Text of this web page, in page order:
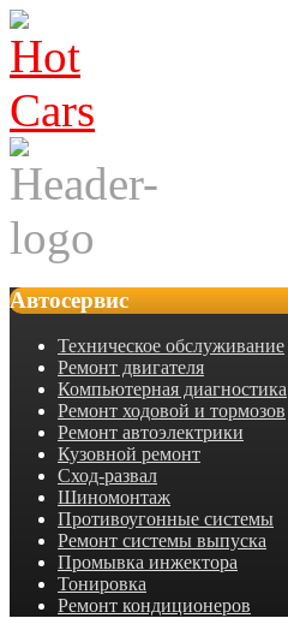
Автосервис
Техническое обслуживание
Ремонт двигателя
Компьютерная диагностика
Ремонт ходовой и тормозов
Ремонт автоэлектрики
Кузовной ремонт
Сход-развал
Шиномонтаж
Противоугонные системы
Ремонт системы выпуска
Промывка инжектора
Тонировка
Ремонт кондиционеров